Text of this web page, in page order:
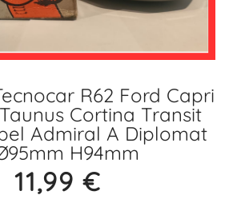
R62 Ford Capri
Cortina Transit
Admiral A Diplomat
H94mm
11,99 €